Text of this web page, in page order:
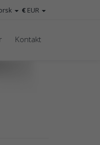
€ EUR
Kontakt